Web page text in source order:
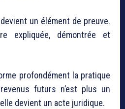
un élément de preuve.
expliquée, démontrée et
profondément la pratique
futurs n’est plus un
devient un acte juridique.